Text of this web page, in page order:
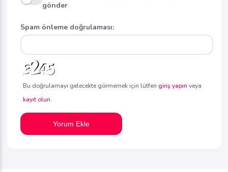
gönder
Spam önleme doğrulaması:
Bu doğrulamayı gelecekte görmemek için lütfen giriş yapın veya
kayıt olun.
Yorum Ekle